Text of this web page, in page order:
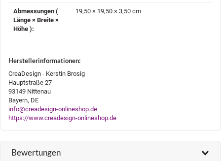
Abmessungen (
Länge × Breite ×
Höhe )‍:
19,50 × 19,50 × 3,50 cm
Herstellerinformationen:
CreaDesign - Kerstin Brosig
Hauptstraße 27
93149 Nittenau
Bayern, DE
info@creadesign-onlineshop.de
https://www.creadesign-onlineshop.de
Bewertungen